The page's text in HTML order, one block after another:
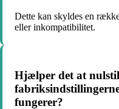
Dette kan skyldes en
eller inkompatibilitet.
Hjælper det at
fungerer?